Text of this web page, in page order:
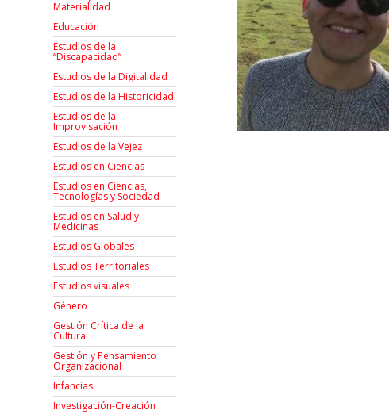
Materialidad
Educación
Estudios de la
“Discapacidad”
Estudios de la Digitalidad
Estudios de la Historicidad
Estudios de la
Improvisación
Estudios de la Vejez
Estudios en Ciencias
Estudios en Ciencias,
Tecnologías y Sociedad
Estudios en Salud y
Medicinas
Estudios Globales
Estudios Territoriales
Estudios visuales
Género
Gestión Crítica de la
Cultura
Gestión y Pensamiento
Organizacional
Infancias
Investigación-Creación